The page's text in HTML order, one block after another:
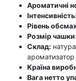
Ароматичні
Рівень
Розмір
Склад:
Країна
Вага нетто